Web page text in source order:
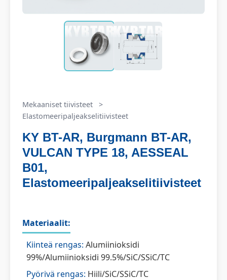
Mekaaniset tiivisteet
>
Elastomeeripaljeakselitiivisteet
KY BT-AR, Burgmann BT-AR,
VULCAN TYPE 18, AESSEAL
B01,
Elastomeeripaljeakselitiivisteet
Materiaalit:
Kiinteä rengas: Alumiinioksidi
99%/Alumiinioksidi 99.5%/SiC/SSiC/TC
Pyörivä rengas: Hiili/SiC/SSiC/TC